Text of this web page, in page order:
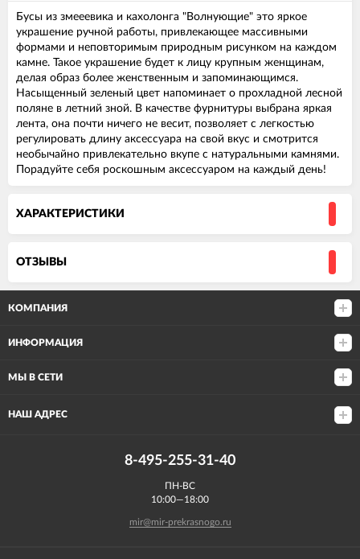
Бусы из змееевика и кахолонга "Волнующие" это яркое
украшение ручной работы, привлекающее массивными
формами и неповторимым природным рисунком на каждом
камне. Такое украшение будет к лицу крупным женщинам,
делая образ более женственным и запоминающимся.
Насыщенный зеленый цвет напоминает о прохладной лесной
поляне в летний зной. В качестве фурнитуры выбрана яркая
лента, она почти ничего не весит, позволяет с легкостью
регулировать длину аксессуара на свой вкус и смотрится
необычайно привлекательно вкупе с натуральными камнями.
Порадуйте себя роскошным аксессуаром на каждый день!
ХАРАКТЕРИСТИКИ
ОТЗЫВЫ
КОМПАНИЯ
ИНФОРМАЦИЯ
МЫ В СЕТИ
НАШ АДРЕС
8-495-255-31-40
ПН-ВС
10:00—18:00
mir@mir-prekrasnogo.ru